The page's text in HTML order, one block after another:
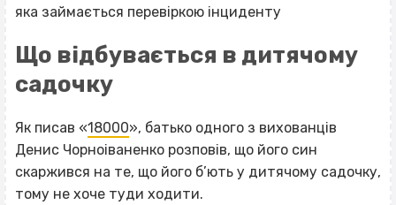
яка займається перевіркою інциденту
Що відбувається в дитячому
садочку
Як писав «18000», батько одного з вихованців
Денис Чорноіваненко розповів, що його син
скаржився на те, що його б’ють у дитячому садочку,
тому не хоче туди ходити.